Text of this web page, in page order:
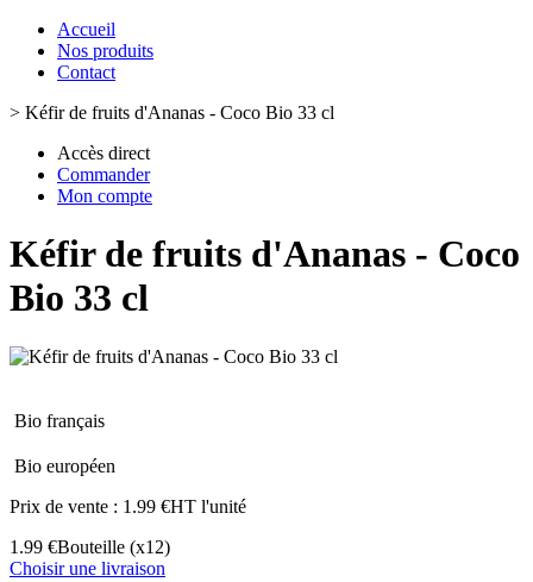
Accueil
Nos produits
Contact
> Kéfir de fruits d'Ananas - Coco Bio 33 cl
Accès direct
Commander
Mon compte
Kéfir de fruits d'Ananas - Coco
Bio 33 cl
Bio français
Bio européen
Prix de vente : 1.99 €HT l'unité
1.99 €Bouteille (x12)
Choisir une livraison